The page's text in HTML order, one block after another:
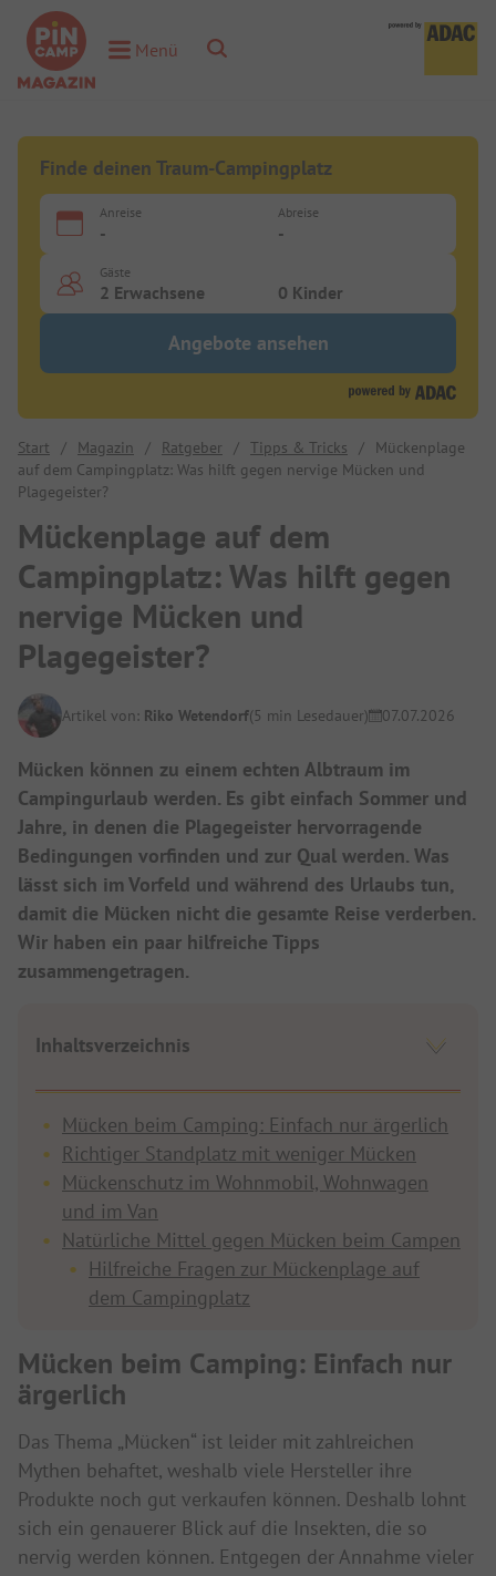
Toggle Menu
Menü Toggle Search
Finde deinen Traum-Campingplatz
Anreise
-
Abreise
-
Gäste
2 Erwachsene 0 Kinder
Angebote ansehen
Start / Magazin / Ratgeber / Tipps & Tricks /
Mückenplage
auf dem Campingplatz: Was hilft gegen nervige Mücken und
Plagegeister?
Mückenplage auf dem
Campingplatz: Was hilft gegen
nervige Mücken und
Plagegeister?
Artikel von: Riko Wetendorf(5 min Lesedauer) 07.07.2026
Mücken können zu einem echten Albtraum im
Campingurlaub werden. Es gibt einfach Sommer und
Jahre, in denen die Plagegeister hervorragende
Bedingungen vorfinden und zur Qual werden. Was
lässt sich im Vorfeld und während des Urlaubs tun,
damit die Mücken nicht die gesamte Reise verderben.
Wir haben ein paar hilfreiche Tipps
zusammengetragen.
Inhaltsverzeichnis
Mücken beim Camping: Einfach nur ärgerlich
Richtiger Standplatz mit weniger Mücken
Mückenschutz im Wohnmobil, Wohnwagen
und im Van
Natürliche Mittel gegen Mücken beim Campen
Hilfreiche Fragen zur Mückenplage auf
dem Campingplatz
Mücken beim Camping: Einfach nur
ärgerlich
Das Thema „Mücken“ ist leider mit zahlreichen
Mythen behaftet, weshalb viele Hersteller ihre
Produkte noch gut verkaufen können. Deshalb lohnt
sich ein genauerer Blick auf die Insekten, die so
nervig werden können. Entgegen der Annahme vieler